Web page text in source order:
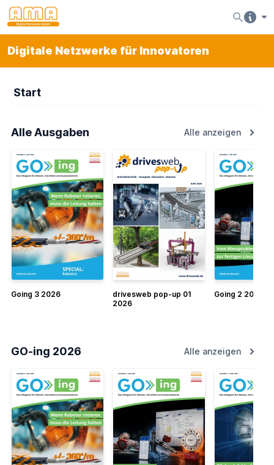
Digitale Netzwerke für Innovatoren
Start
Alle Ausgaben Alle anzeigen
Going 3 2026
drivesweb pop-up 01
2026
Going 2 2026
GO-ing 2026 Alle anzeigen